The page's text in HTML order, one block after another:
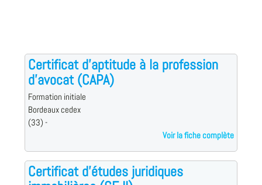
Certificat d'aptitude à la profession
d'avocat (CAPA)
Formation initiale
Bordeaux cedex
(33) -
Voir la fiche complète
Certificat d'études juridiques